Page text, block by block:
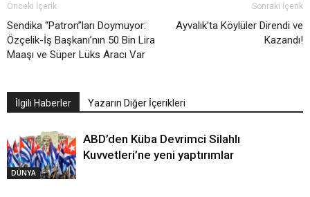
Önceki İçerik
Sendika “Patron”ları Doymuyor:
Özçelik-İş Başkanı’nın 50 Bin Lira
Maaşı ve Süper Lüks Aracı Var
Sonraki İçerik
Ayvalık’ta Köylüler Direndi ve
Kazandı!
İlgili Haberler Yazarın Diğer İçerikleri
DÜNYA
ABD’den Küba Devrimci Silahlı
Kuvvetleri’ne yeni yaptırımlar